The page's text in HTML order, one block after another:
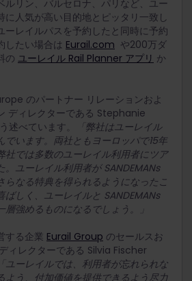
ルリン、バルセロナ、パリなど、ユー
に人気が高い目的地とピッタリ一致し
ーレイルパスを予約したと同時に予約
したい場合は Eurail.com や200万ダ
の ユーレイル Rail Planner アプリ か
のパートナー リレーションおよ
ディレクターである Stephanie
べています。
「弊社はユーレイル
でいます。両社ともヨーロッパで15年
社では多数のユーレイル利用者にツア
。ユーレイル利用者が SANDEMANs
らなる特典を得られるようになったこ
ばしく、ユーレイルと SANDEMANs
強めるものになるでしょう。」
する企業 Eurail Group のセールスお
ィレクターである Silvia Fischer
「ユーレイルでは、利用者が忘れられな
よう、付加価値を提供できるよう尽力